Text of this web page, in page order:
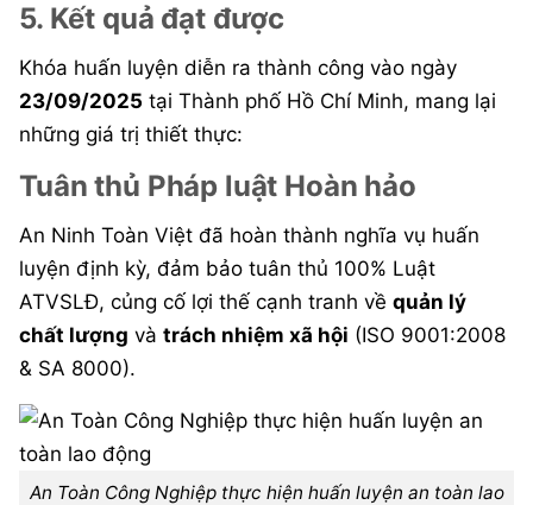
5. Kết quả đạt được
Khóa huấn luyện diễn ra thành công vào ngày
23/09/2025 tại Thành phố Hồ Chí Minh, mang lại
những giá trị thiết thực:
Tuân thủ Pháp luật Hoàn hảo
An Ninh Toàn Việt đã hoàn thành nghĩa vụ huấn
luyện định kỳ, đảm bảo tuân thủ 100% Luật
ATVSLĐ, củng cố lợi thế cạnh tranh về quản lý
chất lượng và trách nhiệm xã hội (ISO 9001:2008
& SA 8000).
An Toàn Công Nghiệp thực hiện huấn luyện an toàn lao